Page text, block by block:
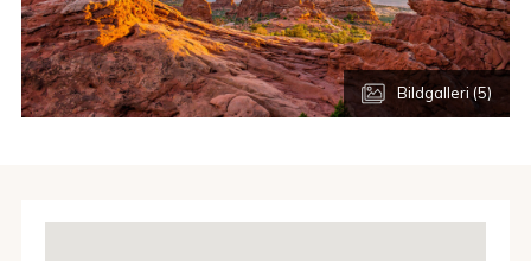
Bildgalleri (5)